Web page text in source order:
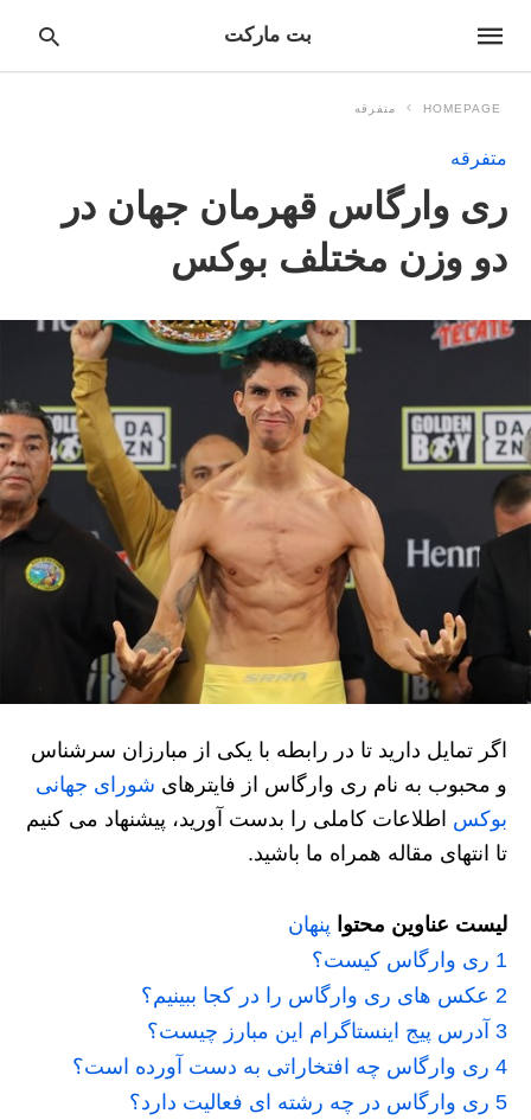
بت مارکت
HOMEPAGE متفرقه
متفرقه
ری وارگاس قهرمان جهان در
دو وزن مختلف بوکس
اگر تمایل دارید تا در رابطه با یکی از مبارزان سرشناس
و محبوب به نام ری وارگاس از فایترهای شورای جهانی
بوکس اطلاعات کاملی را بدست آورید، پیشنهاد می کنیم
تا انتهای مقاله همراه ما باشید.
لیست عناوین محتوا پنهان
1 ری وارگاس کیست؟
2 عکس های ری وارگاس را در کجا ببینیم؟
3 آدرس پیج اینستاگرام این مبارز چیست؟
4 ری وارگاس چه افتخاراتی به دست آورده است؟
5 ری وارگاس در چه رشته ای فعالیت دارد؟